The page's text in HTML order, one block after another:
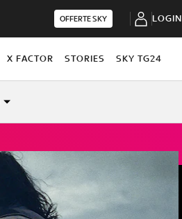
OFFERTE SKY LOGIN
X FACTOR STORIES SKY TG24